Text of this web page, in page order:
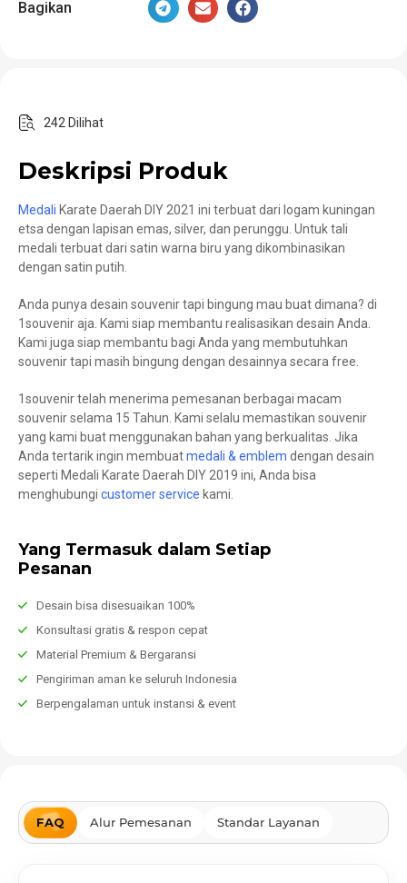
Bagikan
242 Dilihat
Deskripsi Produk
Medali Karate Daerah DIY 2021 ini terbuat dari logam kuningan
etsa dengan lapisan emas, silver, dan perunggu. Untuk tali
medali terbuat dari satin warna biru yang dikombinasikan
dengan satin putih.
Anda punya desain souvenir tapi bingung mau buat dimana? di
1souvenir aja. Kami siap membantu realisasikan desain Anda.
Kami juga siap membantu bagi Anda yang membutuhkan
souvenir tapi masih bingung dengan desainnya secara free.
1souvenir telah menerima pemesanan berbagai macam
souvenir selama 15 Tahun. Kami selalu memastikan souvenir
yang kami buat menggunakan bahan yang berkualitas. Jika
Anda tertarik ingin membuatmedali & emblem dengan desain
seperti Medali Karate Daerah DIY 2019 ini, Anda bisa
menghubungi customer service kami.
Yang Termasuk dalam Setiap
Pesanan
Desain bisa disesuaikan 100%
Konsultasi gratis & respon cepat
Material Premium & Bergaransi
Pengiriman aman ke seluruh Indonesia
Berpengalaman untuk instansi & event
FAQ Alur Pemesanan Standar Layanan